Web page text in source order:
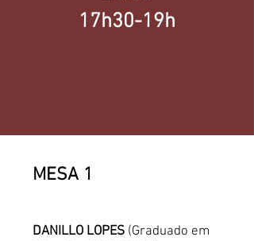
17h30-19h
MESA 1
DANILLO LOPES (Graduado em